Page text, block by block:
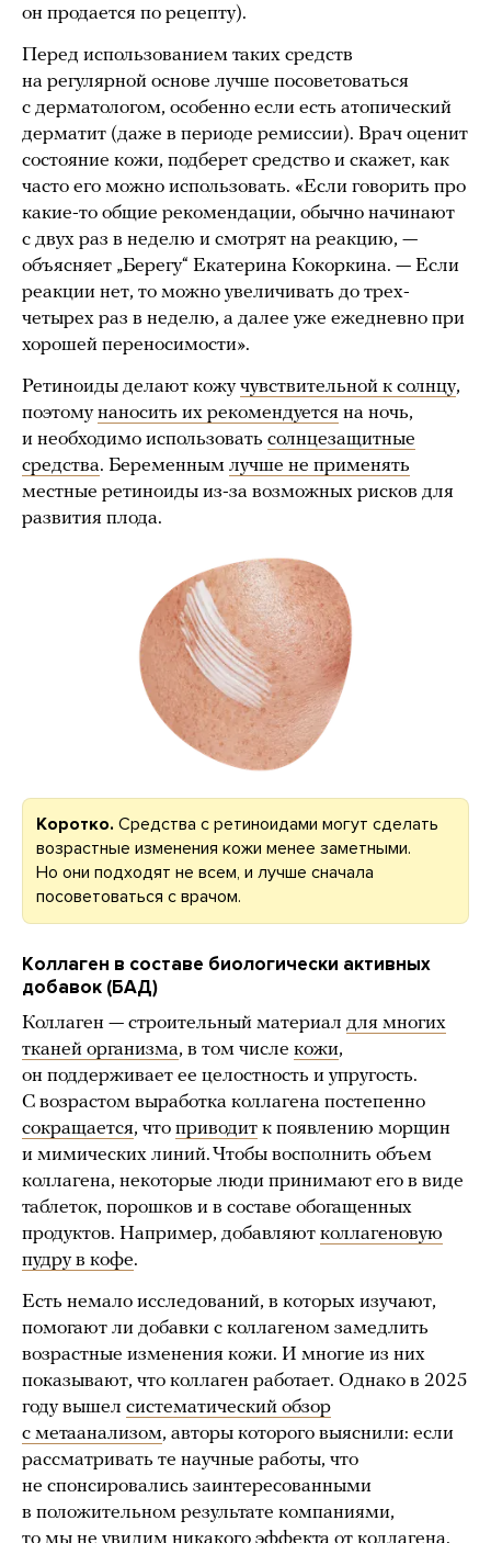
он продается по рецепту).
Перед использованием таких средств
на регулярной основе лучше посоветоваться
с дерматологом, особенно если есть атопический
дерматит (даже в периоде ремиссии). Врач оценит
состояние кожи, подберет средство и скажет, как
часто его можно использовать. «Если говорить про
какие-то общие рекомендации, обычно начинают
с двух раз в неделю и смотрят на реакцию, —
объясняет „Берегу“ Екатерина Кокоркина. — Если
реакции нет, то можно увеличивать до трех-
четырех раз в неделю, а далее уже ежедневно при
хорошей переносимости».
Ретиноиды делают кожучувствительной к солнцу,
поэтомунаносить их рекомендуется на ночь,
и необходимо использовать солнцезащитные
средства. Беременным лучше не применять
местные ретиноиды из-за возможных рисков для
развития плода.
Коротко. Средства с ретиноидами могут сделать
возрастные изменения кожи менее заметными.
Но они подходят не всем, и лучше сначала
посоветоваться с врачом.
Коллаген в составе биологически активных
добавок (БАД)
Коллаген — строительный материал для многих
тканей организма, в том числе кожи,
он поддерживает ее целостность и упругость.
С возрастом выработка коллагена постепенно
сокращается, что приводит к появлению морщин
и мимических линий. Чтобы восполнить объем
коллагена, некоторые люди принимают его в виде
таблеток, порошков и в составе обогащенных
продуктов. Например, добавляют коллагеновую
пудру в кофе.
Есть немало исследований, в которых изучают,
помогают ли добавки с коллагеном замедлить
возрастные изменения кожи. И многие из них
показывают, что коллаген работает. Однако в 2025
году вышел систематический обзор
с метаанализом, авторы которого выяснили: если
рассматривать те научные работы, что
не спонсировались заинтересованными
в положительном результате компаниями,